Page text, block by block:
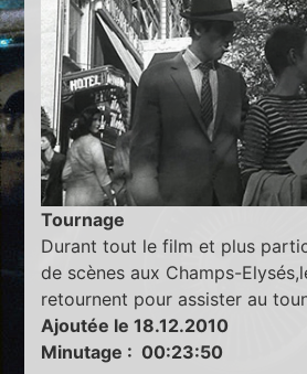
Tournage
Durant tout le film et plus
de scènes aux Champs-
retournent pour assister au
Ajoutée le 18.12.2010
Minutage : 00:23:50